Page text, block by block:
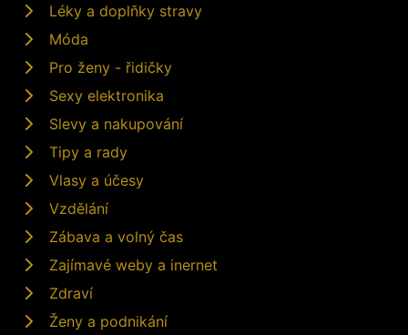
Léky a doplňky stravy
Móda
Pro ženy - řidičky
Sexy elektronika
Slevy a nakupování
Tipy a rady
Vlasy a účesy
Vzdělání
Zábava a volný čas
Zajímavé weby a inernet
Zdraví
Ženy a podnikání